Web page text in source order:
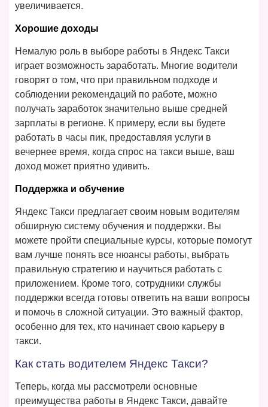
увеличивается.
Хорошие доходы
Немалую роль в выборе работы в Яндекс Такси
играет возможность заработать. Многие водители
говорят о том, что при правильном подходе и
соблюдении рекомендаций по работе, можно
получать заработок значительно выше средней
зарплаты в регионе. К примеру, если вы будете
работать в часы пик, предоставляя услуги в
вечернее время, когда спрос на такси выше, ваш
доход может приятно удивить.
Поддержка и обучение
Яндекс Такси предлагает своим новым водителям
обширную систему обучения и поддержки. Вы
можете пройти специальные курсы, которые помогут
вам лучше понять все нюансы работы, выбрать
правильную стратегию и научиться работать с
приложением. Кроме того, сотрудники службы
поддержки всегда готовы ответить на ваши вопросы
и помочь в сложной ситуации. Это важный фактор,
особенно для тех, кто начинает свою карьеру в
такси.
Как стать водителем Яндекс Такси?
Теперь, когда мы рассмотрели основные
преимущества работы в Яндекс Такси, давайте